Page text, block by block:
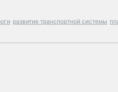
развитие транспортной системы